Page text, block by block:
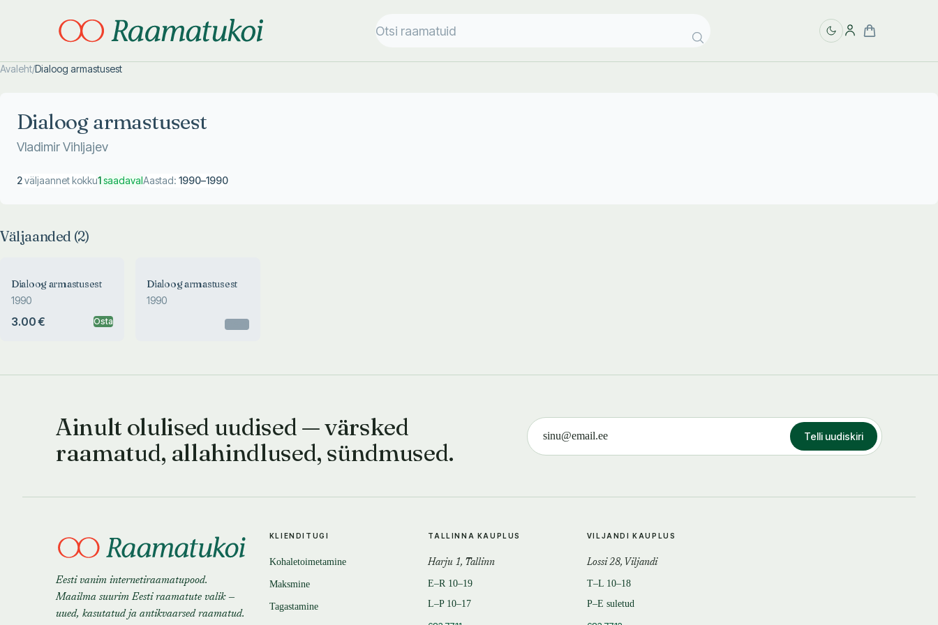
Avaleht/Dialoog armastusest
Dialoog armastusest
Vladimir Vihljajev
2väljaannet kokku1saadavalAastad: 1990–1990
Väljaanded (2)
Dialoog armastusest
1990
3.00 € Osta
Dialoog armastusest
1990
Ainult olulised uudised — värsked
raamatud, allahindlused, sündmused.
Telli uudiskiri
Eesti vanim internetiraamatupood.
Maailma suurim Eesti raamatute valik —
uued, kasutatud ja antikvaarsed raamatud.
KLIENDITUGI
Kohaletoimetamine
Maksmine
Tagastamine
TALLINNA KAUPLUS
Harju 1, Tallinn
E–R 10–19
L–P 10–17
VILJANDI KAUPLUS
Lossi 28, Viljandi
T–L 10–18
P–E suletud